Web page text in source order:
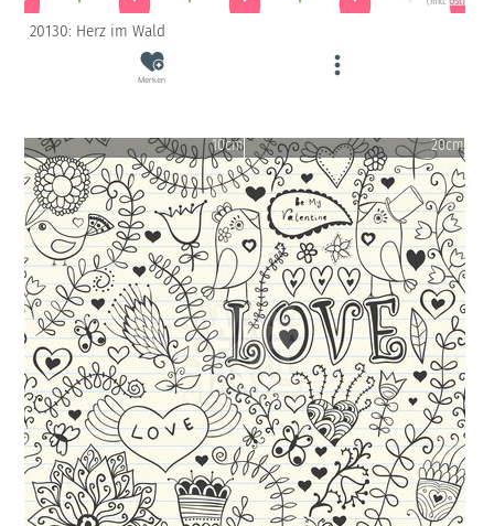
20130: Herz im Wald
Merken
10cm 20cm